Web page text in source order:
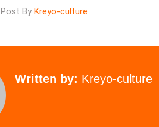
Post By Kreyo-culture
Written by: Kreyo-culture